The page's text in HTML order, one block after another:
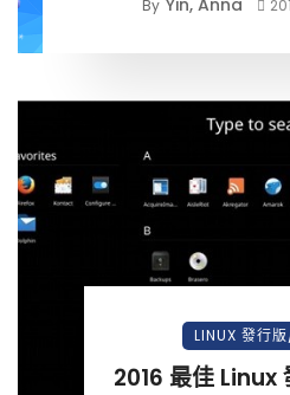
By Yin, Anna
LINUX 發行
2016 最佳 Linux